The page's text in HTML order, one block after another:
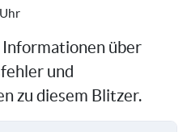
über
und
zu diesem Blitzer.